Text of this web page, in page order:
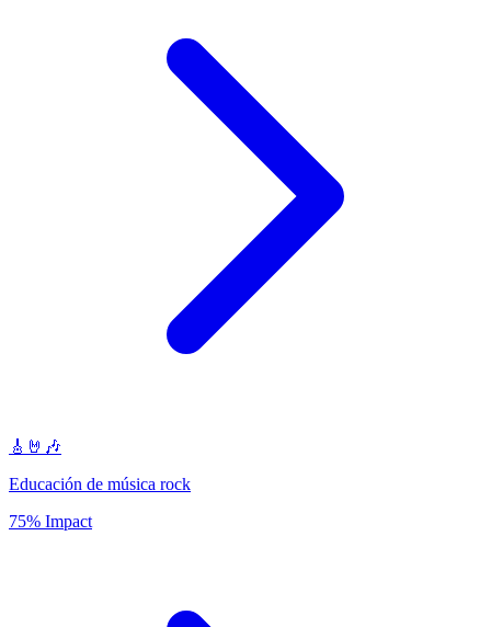
🎸🤘🎶
Educación de música rock
75% Impact